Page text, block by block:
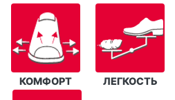
КОМФОРТ ЛЕГКОСТЬ